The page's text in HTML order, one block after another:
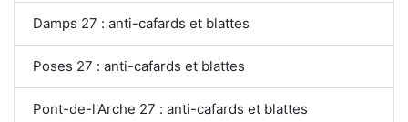
Damps 27 : anti-cafards et blattes
Poses 27 : anti-cafards et blattes
Pont-de-l'Arche 27 : anti-cafards et blattes